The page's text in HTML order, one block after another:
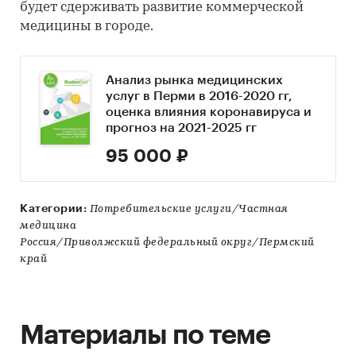
будет сдерживать развитие коммерческой
медицины в городе.
Анализ рынка медицинских
услуг в Перми в 2016-2020 гг,
оценка влияния коронавируса и
прогноз на 2021-2025 гг
95 000 ₽
Категории: Потребительские услуги/Частная
медицина
Россия/Приволжский федеральный округ/Пермский
край
Материалы по теме